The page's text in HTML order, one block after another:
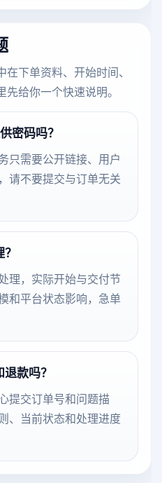
下单资料、开始时间、
给你一个快速说明。
密码吗？
只需要公开链接、用户
请不要提交与订单无关
理，实际开始与交付节
和平台状态影响，急单
款吗？
提交订单号和问题描
、当前状态和处理进度